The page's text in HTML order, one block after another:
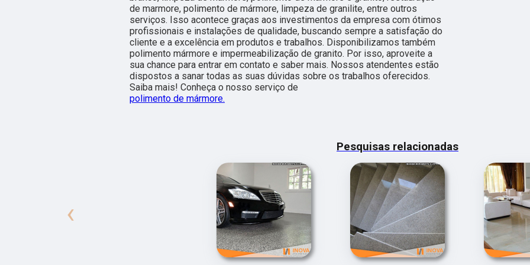
de marmore, polimento de mármore, limpeza de granilite, entre outros
serviços. Isso acontece graças aos investimentos da empresa com ótimos
profissionais e instalações de qualidade, buscando sempre a satisfação do
cliente e a excelência em produtos e trabalhos. Disponibilizamos também
polimento mármore e impermeabilização de granito. Por isso, aproveite a
sua chance para entrar em contato e saber mais. Nossos atendentes estão
dispostos a sanar todas as suas dúvidas sobre os trabalhos oferecidos.
Saiba mais! Conheça o nosso serviço de
polimento de mármore.
Pesquisas relacionadas
‹